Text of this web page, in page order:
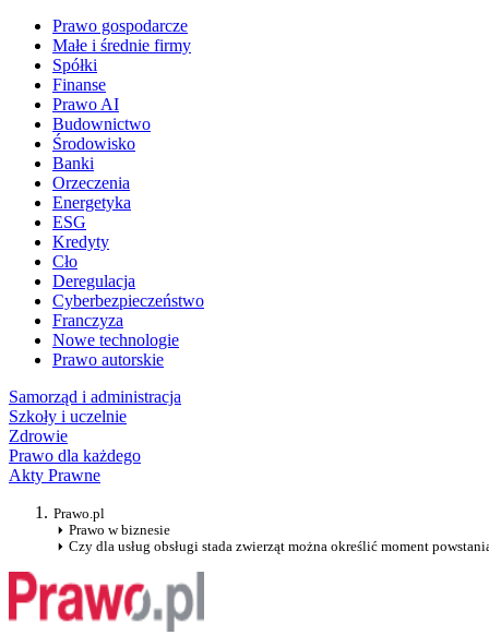
Prawo gospodarcze
Małe i średnie firmy
Spółki
Finanse
Prawo AI
Budownictwo
Środowisko
Banki
Orzeczenia
Energetyka
ESG
Kredyty
Cło
Deregulacja
Cyberbezpieczeństwo
Franczyza
Nowe technologie
Prawo autorskie
Samorząd i administracja
Szkoły i uczelnie
Zdrowie
Prawo dla każdego
Akty Prawne
Prawo.pl
Prawo w biznesie
Czy dla usług obsługi stada zwierząt można określić moment